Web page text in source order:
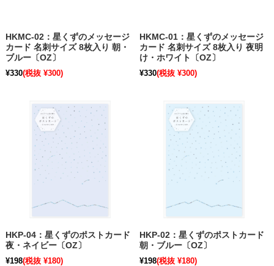
HKMC-02：星くずのメッセージ
カード 名刺サイズ 8枚入り 朝・
ブルー〔OZ〕
¥330(税抜 ¥300)
HKMC-01：星くずのメッセージ
カード 名刺サイズ 8枚入り 夜明
け・ホワイト〔OZ〕
¥330(税抜 ¥300)
HKP-04：星くずのポストカード
夜・ネイビー〔OZ〕
¥198(税抜 ¥180)
HKP-02：星くずのポストカード
朝・ブルー〔OZ〕
¥198(税抜 ¥180)